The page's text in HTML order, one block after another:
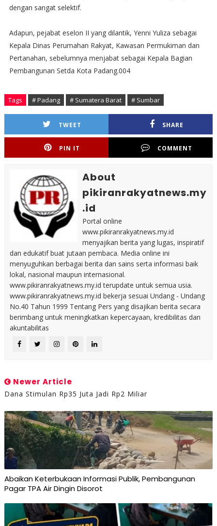
dengan sangat selektif.
Adapun, pejabat eselon II yang dilantik, Yenni Yuliza sebagai
Kepala Dinas Perumahan Rakyat, Kawasan Permukiman dan
Pertanahan, sebelumnya menjabat sebagai Kepala Bagian
Pembangunan Setda Kota Padang.004
Tags # Padang # Sumatera Barat # Sumbar
TWEET SHARE
PIN IT COMMENT
About
pikiranrakyatnews.my
.id
Portal online
www.pikiranrakyatnews.my.id
menyajikan berita yang lugas, inspiratif
dan edukatif buat jutaan pembaca. Media online ini
menyuguhkan berbagai berita dan sains serta informasi baik
lokal, nasional maupun internasional.
www.pikiranrakyatnews.my.id terupdate untuk semua usia.
www.pikiranrakyatnews.my.id bekerja sesuai Undang - Undang
No.40 Tahun 1999 Tentang Pers yang disajikan berita secara
berimbang untuk meningkatkan kepercayaan, kredibilitas dan
akuntabilitas
Newer Article
Dana Stimulan Rp35 Juta Jadi Rp2 Miliar
Abaikan Keterbukaan Informasi Publik, Pembangunan
Pagar TPA Air Dingin Disorot